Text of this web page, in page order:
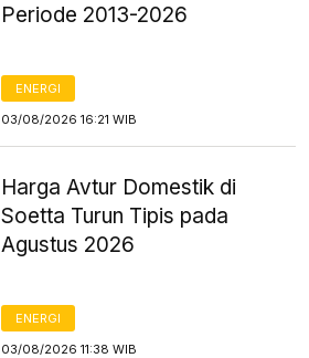
Periode 2013-2026
ENERGI
03/08/2026 16:21 WIB
Harga Avtur Domestik di
Soetta Turun Tipis pada
Agustus 2026
ENERGI
03/08/2026 11:38 WIB